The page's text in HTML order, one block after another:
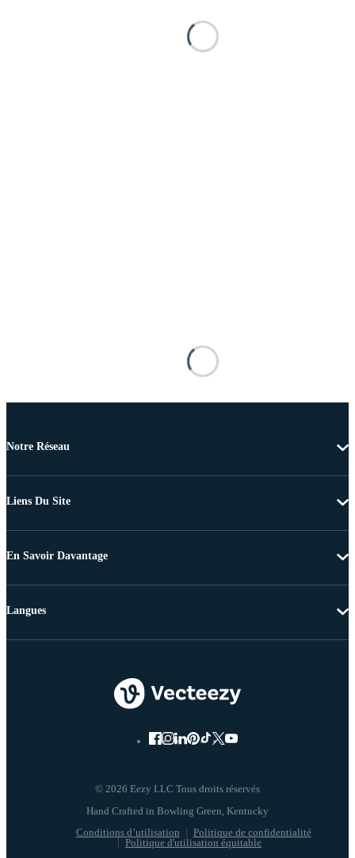
Notre Réseau
Liens Du Site
En Savoir Davantage
© 2026 Eezy LLC Tous droits réservés
Conditions d’utilisation
Politique de confidentialité
Politique d'utilisation équitable
Langues